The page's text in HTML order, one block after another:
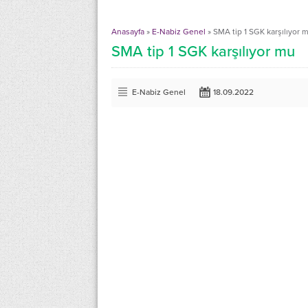
Anasayfa » E-Nabiz Genel » SMA tip 1 SGK karşılıyor
SMA tip 1 SGK karşılıyor mu
E-Nabiz Genel 18.09.2022